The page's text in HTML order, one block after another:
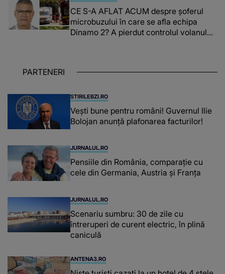
CE S-A AFLAT ACUM despre şoferul
microbuzului în care se afla echipa
Dinamo 2? A pierdut controlul volanului,
PARTENERI
STIRILEBZI.RO
Vești bune pentru români! Guvernul Ilie
Bolojan anunță plafonarea facturilor!
JURNALUL.RO
Pensiile din România, comparație cu
cele din Germania, Austria și Franța
JURNALUL.RO
Scenariu sumbru: 30 de zile cu
întreruperi de curent electric, în plină
caniculă
ANTENA3.RO